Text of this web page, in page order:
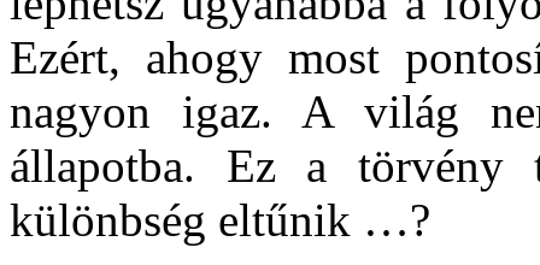
Ezért, ahogy most
nagyon igaz. A világ
állapotba. Ez a törvény
különbség eltűnik …?